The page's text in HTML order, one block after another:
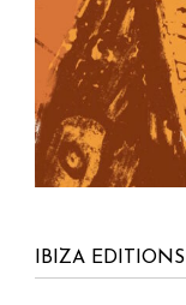
IBIZA EDITIONS